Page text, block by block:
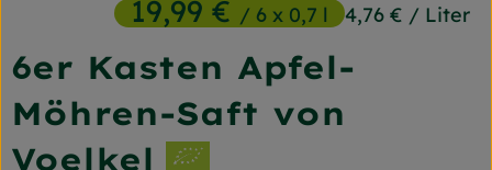
Frischetheke
Naturkost
Getränke
Gartensaison
6er Kasten Apfel-
Möhren-Saft von
Voelkel
19,99 €/ 6 x 0,7 l 4,76 € / Liter